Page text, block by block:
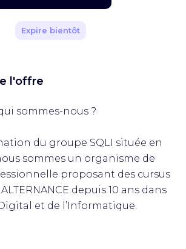
Expire bientôt
l'offre
sommes-nous ?
du groupe SQLI située en
sommes un organisme de
proposant des cursus
depuis 10 ans dans
et de l’Informatique.